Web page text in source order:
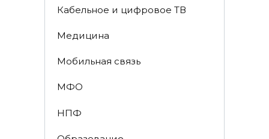
Кабельное и цифровое ТВ
Медицина
Мобильная связь
МФО
НПФ